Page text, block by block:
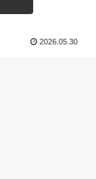
2026.05.30